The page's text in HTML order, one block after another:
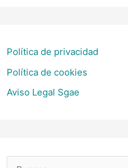
Política de privacidad
Política de cookies
Aviso Legal Sgae